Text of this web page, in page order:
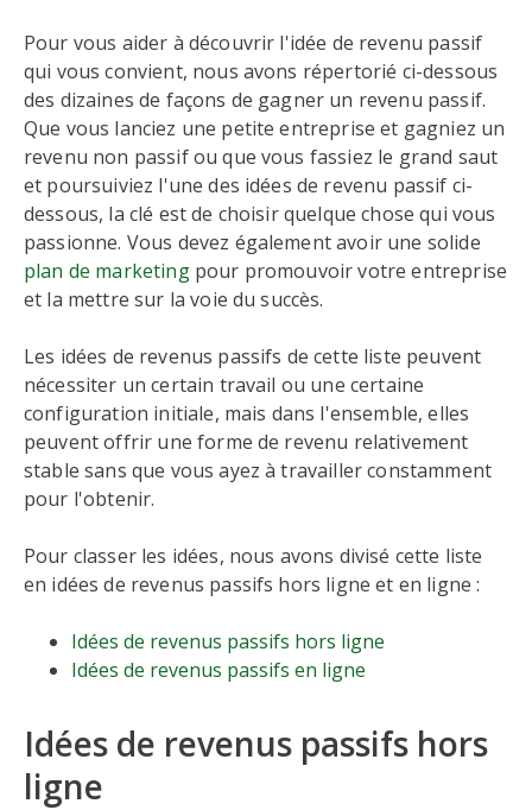
Pour vous aider à découvrir l'idée de revenu passif
qui vous convient, nous avons répertorié ci-dessous
des dizaines de façons de gagner un revenu passif.
Que vous lanciez une petite entreprise et gagniez un
revenu non passif ou que vous fassiez le grand saut
et poursuiviez l'une des idées de revenu passif ci-
dessous, la clé est de choisir quelque chose qui vous
passionne. Vous devez également avoir une solide
plan de marketingpour promouvoir votre entreprise
et la mettre sur la voie du succès.
Les idées de revenus passifs de cette liste peuvent
nécessiter un certain travail ou une certaine
configuration initiale, mais dans l'ensemble, elles
peuvent offrir une forme de revenu relativement
stable sans que vous ayez à travailler constamment
pour l'obtenir.
Pour classer les idées, nous avons divisé cette liste
en idées de revenus passifs hors ligne et en ligne :
Idées de revenus passifs hors ligne
Idées de revenus passifs en ligne
Idées de revenus passifs hors
ligne